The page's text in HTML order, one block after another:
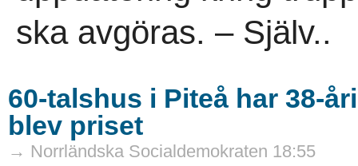
ska avgöras. – Själv..
60-talshus i Piteå har 38-
blev priset
→ Norrländska Socialdemokraten 18:55